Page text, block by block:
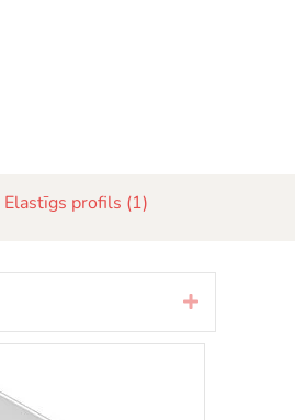
Elastīgs profils (1)
Izvērst